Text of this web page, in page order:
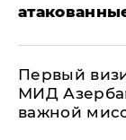
Первый
МИД
важной